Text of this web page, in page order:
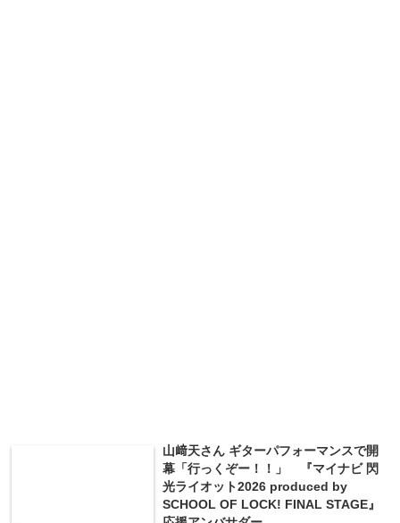
山﨑天さん ギターパフォーマンスで開
幕「行っくぞー！！」 『マイナビ 閃
光ライオット2026 produced by
SCHOOL OF LOCK! FINAL STAGE』